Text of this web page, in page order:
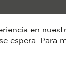
en
espera. Para